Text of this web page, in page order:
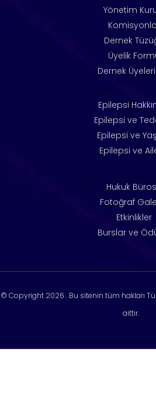
Yönetim
Dernek
Üyelik
Dernek
Epilepsi
Epilepsi ve
Epilepsi ve
Epilepsi ve
Hukuk
Fotoğraf
Etkinlikler
Burslar ve
© Copyright 2026 . Bu sitenin tüm hakları
aittir.